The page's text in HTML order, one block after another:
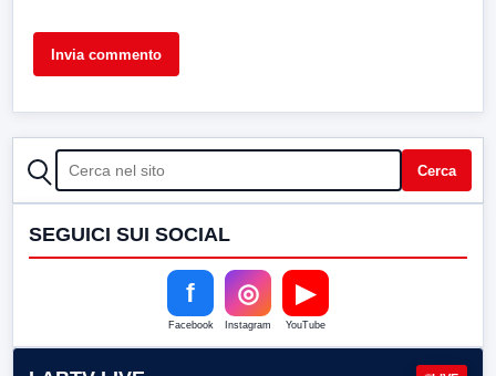
CERCA Cerca
SEGUICI SUI SOCIAL
f
Facebook
◎
Instagram
▶
YouTube